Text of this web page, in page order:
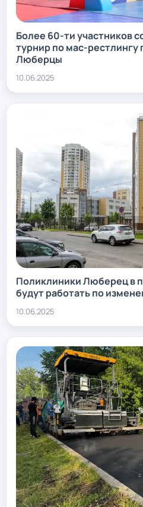
Более 60-ти участников
турнир по мас-рестлингу
Люберцы
10.06.2025
Поликлиники Люберец в
будут работать по
10.06.2025